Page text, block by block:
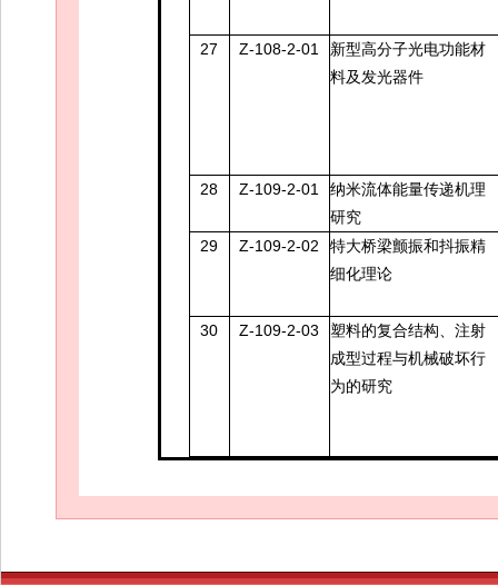
27 Z-108-2-01
新型高分子光电功能材
料及发光器件
28 Z-109-2-01
纳米流体能量传递机理
研究
29
Z-109-2-02
特大桥梁颤振和抖振精
细化理论
30 Z-109-2-03
塑料的复合结构、注射
成型过程与机械破坏行
为的研究